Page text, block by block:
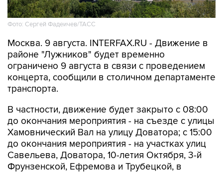
Фото: Сергей Фадеичев/ТАСС
Москва. 9 августа. INTERFAX.RU - Движение в
районе "Лужников" будет временно
ограничено 9 августа в связи с проведением
концерта, сообщили в столичном департаменте
транспорта.
В частности, движение будет закрыто с 08:00
до окончания мероприятия - на съезде с улицы
Хамовнический Вал на улицу Доватора; с 15:00
до окончания мероприятия - на участках улиц
Савельева, Доватора, 10-летия Октября, 3-й
Фрунзенской, Ефремова и Трубецкой, в